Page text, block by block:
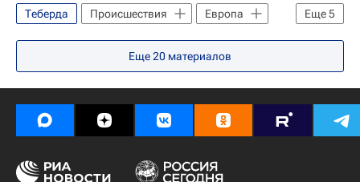
Еще5
Теберда Происшествия
Европа
Карачаевский район
Северо-Кавказский ФО
Весь мир
Карачаево-Черкесская республика (КЧР)
Россия
Еще20 материалов